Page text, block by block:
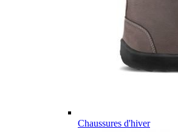
Chaussures d'hiver